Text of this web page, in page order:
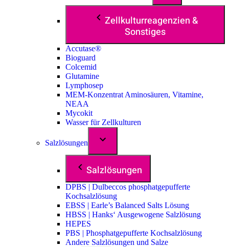
Zellkulturreagenzien &
Sonstiges
Accutase®
Bioguard
Colcemid
Glutamine
Lymphosep
MEM-Konzentrat Aminosäuren, Vitamine,
NEAA
Mycokit
Wasser für Zellkulturen
Salzlösungen
Salzlösungen
DPBS | Dulbeccos phosphatgepufferte
Kochsalzlösung
EBSS | Earle’s Balanced Salts Lösung
HBSS | Hanks‘ Ausgewogene Salzlösung
HEPES
PBS | Phosphatgepufferte Kochsalzlösung
Andere Salzlösungen und Salze